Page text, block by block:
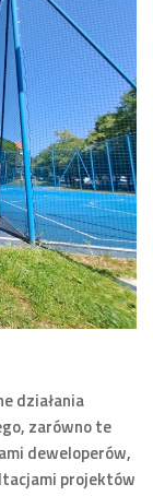
działania
zarówno te
deweloperów,
projektów